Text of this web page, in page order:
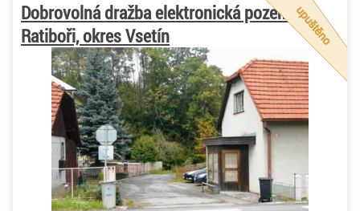
Dobrovolná dražba elektronická pozemků v
Ratiboři, okres Vsetín